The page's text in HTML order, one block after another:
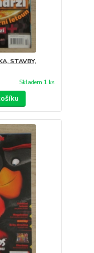
STAVBY,
Skladem 1 ks